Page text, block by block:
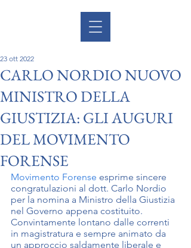
CARLO NORDIO NUOVO
MINISTRO DELLA
GIUSTIZIA: GLI AUGURI
DEL MOVIMENTO
FORENSE
23 ott 2022
Movimento Forense esprime sincere
congratulazioni al dott. Carlo Nordio
per la nomina a Ministro della Giustizia
nel Governo appena costituito.
Convintamente lontano dalle correnti
in magistratura e sempre animato da
un approccio saldamente liberale e